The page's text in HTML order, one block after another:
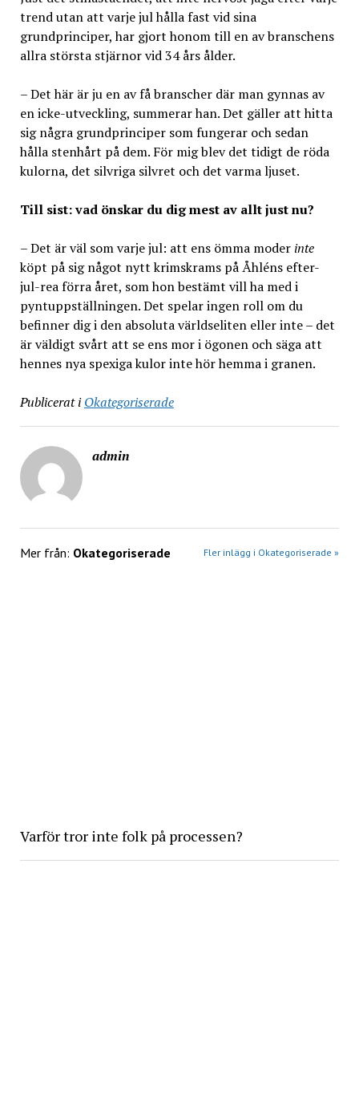
trend utan att varje jul hålla fast vid sina
grundprinciper, har gjort honom till en av branschens
allra största stjärnor vid 34 års ålder.
– Det här är ju en av få branscher där man gynnas av
en icke-utveckling, summerar han. Det gäller att hitta
sig några grundprinciper som fungerar och sedan
hålla stenhårt på dem. För mig blev det tidigt de röda
kulorna, det silvriga silvret och det varma ljuset.
Till sist: vad önskar du dig mest av allt just nu?
– Det är väl som varje jul: att ens ömma moder inte
köpt på sig något nytt krimskrams på Åhléns efter-
jul-rea förra året, som hon bestämt vill ha med i
pyntuppställningen. Det spelar ingen roll om du
befinner dig i den absoluta världseliten eller inte – det
är väldigt svårt att se ens mor i ögonen och säga att
hennes nya spexiga kulor inte hör hemma i granen.
Publicerat i Okategoriserade
admin
Mer från: Okategoriserade Fler inlägg i Okategoriserade »
Varför tror inte folk på processen?